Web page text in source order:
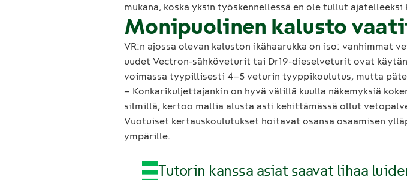
mukana, koska yksin työskennellessä en ole tullut ajatelleeksi
Monipuolinen kalusto
VR:n ajossa olevan kaluston ikähaarukka on iso: vanhimmat
uudet Vectron-sähköveturit tai Dr19-dieselveturit ovat
voimassa tyypillisesti 4–5 veturin tyyppikoulutus, mutta
– Konkarikuljettajankin on hyvä välillä kuulla näkemyksiä
silmillä, kertoo mallia alusta asti kehittämässä ollut
Vuotuiset kertauskoulutukset hoitavat osansa osaamisen
ympärille.
Tutorin kanssa asiat saavat lihaa